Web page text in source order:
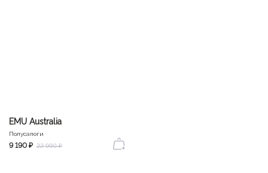
EMU Australia
Полусапоги
9 190 ₽ 22 990 ₽